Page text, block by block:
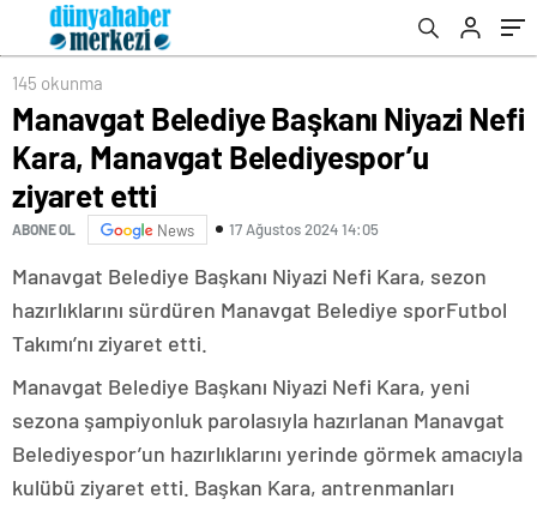
145 okunma
Manavgat Belediye Başkanı Niyazi Nefi
Kara, Manavgat Belediyespor’u
ziyaret etti
ABONE OL News 17 Ağustos 2024 14:05
Manavgat Belediye Başkanı Niyazi Nefi Kara, sezon
hazırlıklarını sürdüren Manavgat Belediye sporFutbol
Takımı’nı ziyaret etti.
Manavgat Belediye Başkanı Niyazi Nefi Kara, yeni
sezona şampiyonluk parolasıyla hazırlanan Manavgat
Belediyespor’un hazırlıklarını yerinde görmek amacıyla
kulübü ziyaret etti. Başkan Kara, antrenmanları